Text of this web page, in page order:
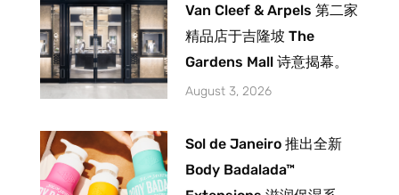
Van Cleef & Arpels 第二家
精品店于吉隆坡 The
Gardens Mall 诗意揭幕。
August 3, 2026
Sol de Janeiro 推出全新
Body Badalada™